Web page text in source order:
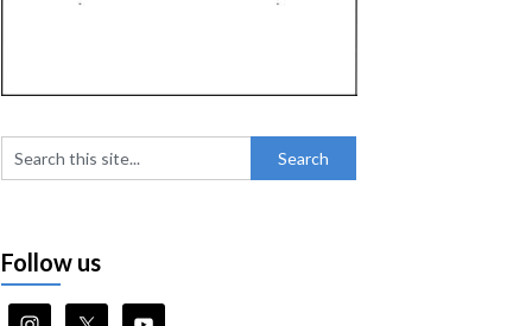
Follow us